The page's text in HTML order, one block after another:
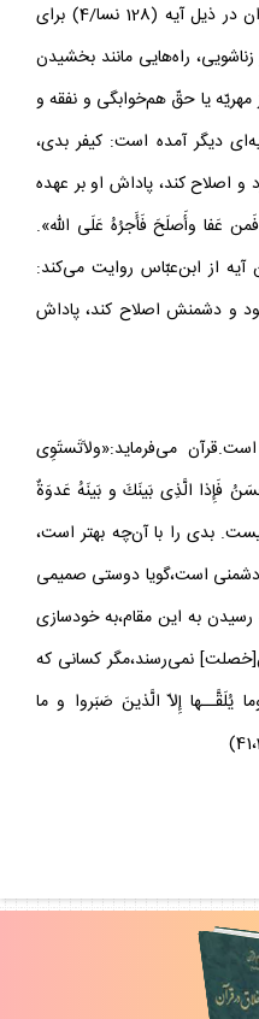
خويش بگذرند. به نظر بيش‌تر مفسّران در ذيل آيه (128 نسا/4) براى
راه‌هايى مانند بخشيدن
يا حقّ هم‌خوابگى و نفقه و
ديگر آمده است: كيفر بدى،
اصلاح كند، پاداش او بر عهده
عَفا وأَصلَحَ فَأَجرُهُ عَلَى اللّه».
اين آيه از ابن‌عبّاس روايت مى‌كند:
و دشمنش اصلاح كند، پاداش
مى‌فرمايد:«و‌لاَ‌تَستَوِى
فَإِذا الَّذِى بَينَكَ و بَينَهُ عَدوَةٌ
بدى را با آن‌چه بهتر است،
است،گويا دوستى صميمى
از آن‌جا كه رسيدن به اين مقام،به خودسازى
نمى‌رسند،مگر كسانى كه
يُلَقَّــها إِلاّ الَّذينَ صَبَروا و ما